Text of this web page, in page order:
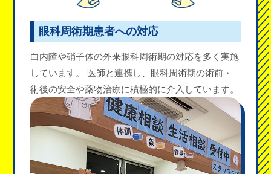
眼科周術期患者への対応
白内障や硝子体の外来眼科周術期の対応を多く実施
しています。 医師と連携し、眼科周術期の術前・
術後の安全や薬物治療に積極的に介入しています。